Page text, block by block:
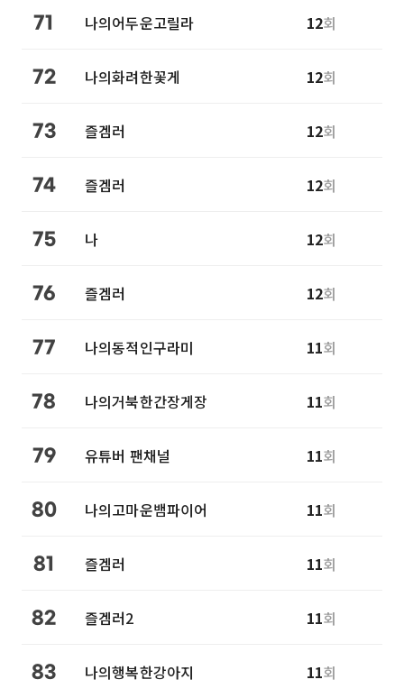
71 나의어두운고릴라 12회
72 나의화려한꽃게 12회
73 즐겜러 12회
74 즐겜러 12회
75 나 12회
76 즐겜러 12회
77 나의동적인구라미 11회
78 나의거북한간장게장 11회
79 유튜버 팬채널 11회
80 나의고마운뱀파이어 11회
81 즐겜러 11회
82 즐겜러2 11회
83 나의행복한강아지 11회